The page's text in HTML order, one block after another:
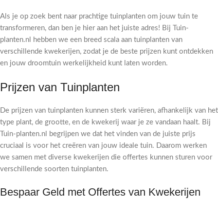
Als je op zoek bent naar prachtige tuinplanten om jouw tuin te
transformeren, dan ben je hier aan het juiste adres! Bij Tuin-
planten.nl hebben we een breed scala aan tuinplanten van
verschillende kwekerijen, zodat je de beste prijzen kunt ontdekken
en jouw droomtuin werkelijkheid kunt laten worden.
Prijzen van Tuinplanten
De prijzen van tuinplanten kunnen sterk variëren, afhankelijk van het
type plant, de grootte, en de kwekerij waar je ze vandaan haalt. Bij
Tuin-planten.nl begrijpen we dat het vinden van de juiste prijs
cruciaal is voor het creëren van jouw ideale tuin. Daarom werken
we samen met diverse kwekerijen die offertes kunnen sturen voor
verschillende soorten tuinplanten.
Bespaar Geld met Offertes van Kwekerijen